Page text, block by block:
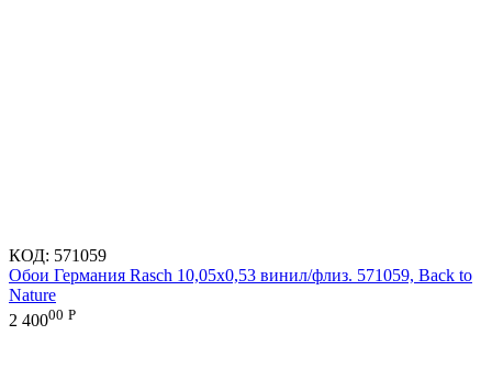
КОД: 571059
Обои Германия Rasch 10,05x0,53 винил/флиз. 571059, Back to
Nature
2 40000 Р